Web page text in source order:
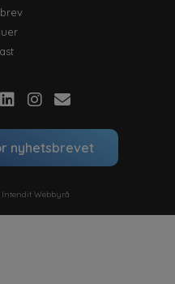
nyhetsbrevet
Intendit Webbyrå